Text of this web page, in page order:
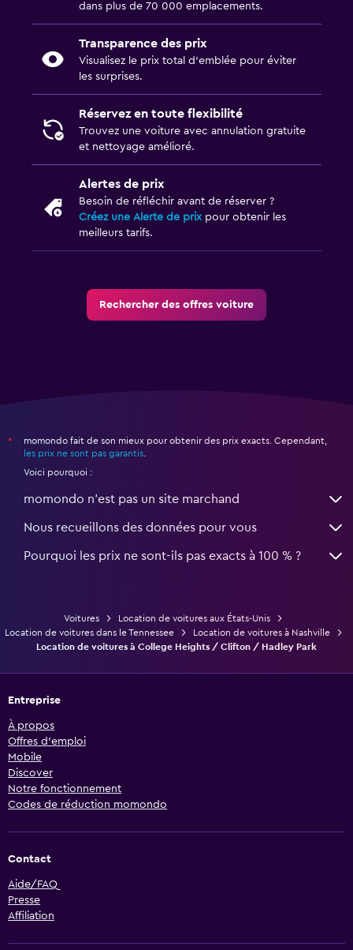
dans plus de 70 000 emplacements.
Transparence des prix
Visualisez le prix total d’emblée pour éviter
les surprises.
Réservez en toute flexibilité
Trouvez une voiture avec annulation gratuite
et nettoyage amélioré.
Alertes de prix
Besoin de réfléchir avant de réserver ?
Créez une Alerte de prixpour obtenir les
meilleurs tarifs.
Rechercher des offres voiture
*
momondo fait de son mieux pour obtenir des prix exacts. Cependant,
les prix ne sont pas garantis.
Voici pourquoi :
momondo n'est pas un site marchand
Nous recueillons des données pour vous
Pourquoi les prix ne sont-ils pas exacts à 100 % ?
Voitures
Location de voitures aux États-Unis
Location de voitures dans le Tennessee
Location de voitures à Nashville
Location de voitures à College Heights / Clifton / Hadley Park
Entreprise
À propos
Offres d’emploi
Mobile
Discover
Notre fonctionnement
Codes de réduction momondo
Contact
Aide/FAQ
Presse
Affiliation